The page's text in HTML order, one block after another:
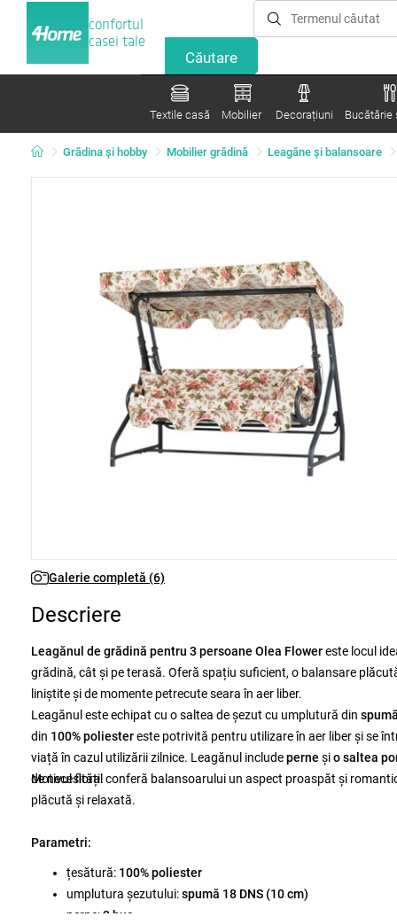
confortul
casei tale
Textile casă Mobilier Decorațiuni Bucătărie
Grădina şi hobby Mobilier grădină Leagăne şi balansoare
Galerie completă (6)
Descriere
Leagănul de grădină pentru 3 persoane Olea Flowereste locul
grădină, cât și pe terasă. Oferă spațiu suficient, o balansare
liniștite și de momente petrecute seara în aer liber.
Leagănul este echipat cu o saltea de șezut cu umplutură din
din 100% poliestereste potrivită pentru utilizare în aer liber și se
viață în cazul utilizării zilnice. Leagănul includeperne șio saltea
de necesități.
Motivul floral conferă balansoarului un aspect proaspăt și
plăcută și relaxată.
Parametri:
țesătură: 100% poliester
umplutura șezutului:spumă 18 DNS (10 cm)
perne:2 buc